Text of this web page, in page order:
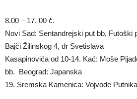
8.00 – 17. 00 č.
Novi Sad: Sentandrejski put bb, Futoški
Bajči Žilinskog 4, dr Svetislava
Kasapinovića od 10-14. Kać: Moše
bb. Beograd: Japanska
19. Sremska Kamenica: Vojvode